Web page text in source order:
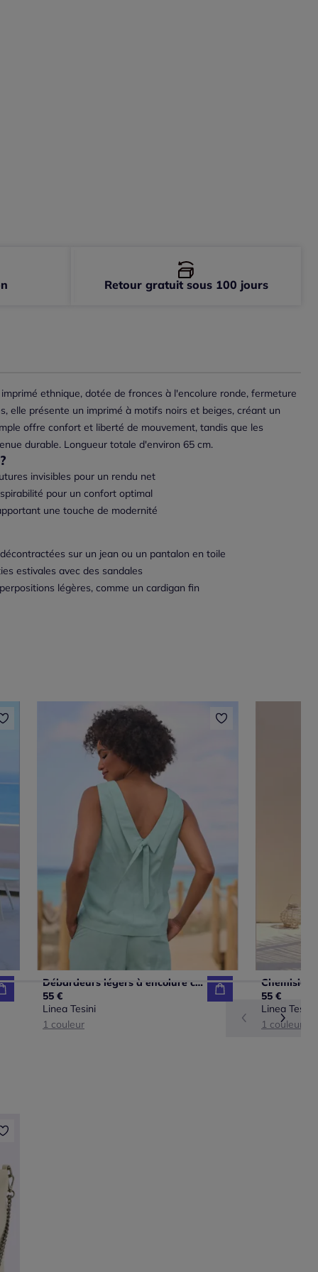
ethnique, dotée de fronces à l'encolure ronde, fermeture
elle présente un imprimé à motifs noirs et beiges, créant un
offre confort et liberté de mouvement, tandis que les
durable. Longueur totale d'environ 65 cm.
invisibles pour un rendu net
pour un confort optimal
une touche de modernité
sur un jean ou un pantalon en toile
estivales avec des sandales
légères, comme un cardigan fin
Retour gratuit sous 100 jours
Débardeurs légers à encolure carrée et dos noué
55 €
Linea Tesini
1 couleur
55 €
Linea Tesini
1 couleur